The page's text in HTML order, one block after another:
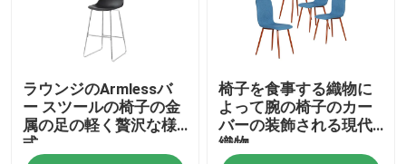
ラウンジのArmlessバ
ー スツールの椅子の金
属の足の軽く贅沢な様
式
椅子を食事する織物に
よって腕の椅子のカー
バーの装飾される現代
織物